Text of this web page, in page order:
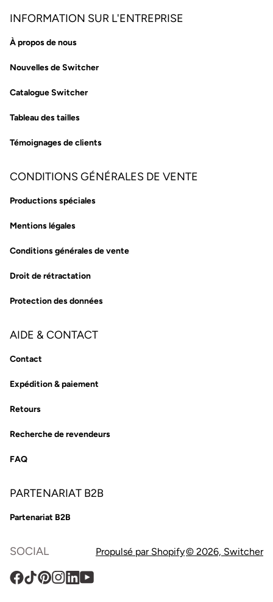
INFORMATION SUR L'ENTREPRISE
À propos de nous
Nouvelles de Switcher
Catalogue Switcher
Tableau des tailles
Témoignages de clients
CONDITIONS GÉNÉRALES DE VENTE
Productions spéciales
Mentions légales
Conditions générales de vente
Droit de rétractation
Protection des données
AIDE & CONTACT
Contact
Expédition & paiement
Retours
Recherche de revendeurs
FAQ
PARTENARIAT B2B
Partenariat B2B
SOCIAL
Facebook
TikTokPinterest
Instagram
Translation
YouTube
Propulsé par Shopify© 2026, Switcher